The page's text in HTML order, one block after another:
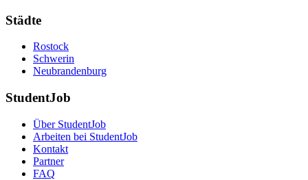
Städte
Rostock
Schwerin
Neubrandenburg
StudentJob
Über StudentJob
Arbeiten bei StudentJob
Kontakt
Partner
FAQ